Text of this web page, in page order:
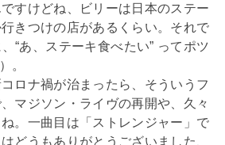
すけどね、ビリーは日本のステー
きつけの店があるくらい。それで
“あ、ステーキ食べたい” ってポツ
。
コロナ禍が治まったら、そういうフ
マジソン・ライヴの再開や、久々
。一曲目は「ストレンジャー」で
どうもありがとうございました、